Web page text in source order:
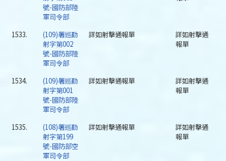
號-國防部陸
軍司令部
1533.
(109)署巡勤
射字第002
號-國防部陸
軍司令部
詳如射擊通報單
詳如射擊通
報單
1534.
(109)署巡勤
射字第001
號-國防部陸
軍司令部
詳如射擊通報單
詳如射擊通
報單
1535.
(108)署巡勤
射字第199
號-國防部空
軍司令部
詳如射擊通報單
詳如射擊通
報單